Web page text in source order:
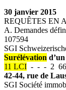
30 janvier 2015
REQUÊTES EN
A. Demandes
107594
SGI
Surélévation
11 LCI - - - 2
42-44, rue de
SGI Société